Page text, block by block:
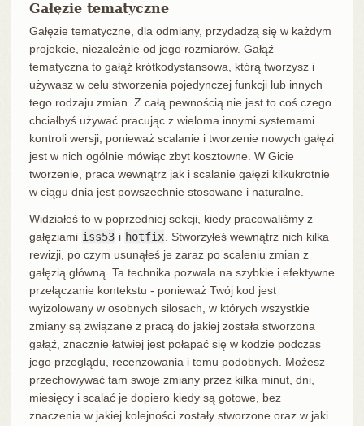
Gałęzie tematyczne
Gałęzie tematyczne, dla odmiany, przydadzą się w każdym
projekcie, niezależnie od jego rozmiarów. Gałąź
tematyczna to gałąź krótkodystansowa, którą tworzysz i
używasz w celu stworzenia pojedynczej funkcji lub innych
tego rodzaju zmian. Z całą pewnością nie jest to coś czego
chciałbyś używać pracując z wieloma innymi systemami
kontroli wersji, ponieważ scalanie i tworzenie nowych gałęzi
jest w nich ogólnie mówiąc zbyt kosztowne. W Gicie
tworzenie, praca wewnątrz jak i scalanie gałęzi kilkukrotnie
w ciągu dnia jest powszechnie stosowane i naturalne.
Widziałeś to w poprzedniej sekcji, kiedy pracowaliśmy z
gałęziami iss53 i hotfix . Stworzyłeś wewnątrz nich kilka
rewizji, po czym usunąłeś je zaraz po scaleniu zmian z
gałęzią główną. Ta technika pozwala na szybkie i efektywne
przełączanie kontekstu - ponieważ Twój kod jest
wyizolowany w osobnych silosach, w których wszystkie
zmiany są związane z pracą do jakiej została stworzona
gałąź, znacznie łatwiej jest połapać się w kodzie podczas
jego przeglądu, recenzowania i temu podobnych. Możesz
przechowywać tam swoje zmiany przez kilka minut, dni,
miesięcy i scalać je dopiero kiedy są gotowe, bez
znaczenia w jakiej kolejności zostały stworzone oraz w jaki